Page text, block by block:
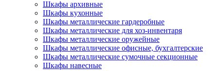
Шкафы архивные
Шкафы кухонные
Шкафы металлические гардеробные
Шкафы металлические для хоз-инвентаря
Шкафы металлические оружейные
Шкафы металлические офисные, бухгалтерские
Шкафы металлические сумочные секционные
Шкафы навесные